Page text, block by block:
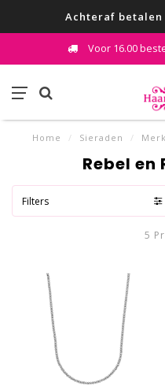
Achteraf
Voor 16.00
Home / Sieraden /
Rebel en
Filters
5